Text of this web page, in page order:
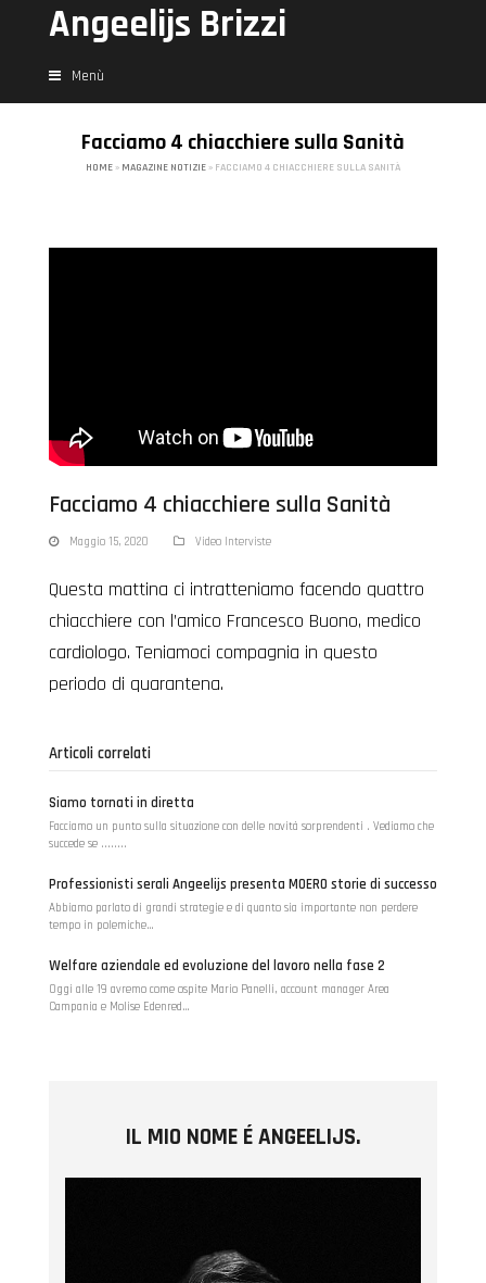
Angeelijs Brizzi
Menù
Facciamo 4 chiacchiere sulla Sanità
HOME» MAGAZINE NOTIZIE» FACCIAMO 4 CHIACCHIERE SULLA SANITÀ
Facciamo 4 chiacchiere sulla Sanità
Maggio 15, 2020 Video Interviste
Questa mattina ci intratteniamo facendo quattro
chiacchiere con l’amico Francesco Buono, medico
cardiologo. Teniamoci compagnia in questo
periodo di quarantena.
Articoli correlati
Siamo tornati in diretta
Facciamo un punto sulla situazione con delle novità sorprendenti . Vediamo che
succede se ........
Professionisti serali Angeelijs presenta MOERO storie di successo
Abbiamo parlato di grandi strategie e di quanto sia importante non perdere
tempo in polemiche…
Welfare aziendale ed evoluzione del lavoro nella fase 2
Oggi alle 19 avremo come ospite Mario Panelli, account manager Area
Campania e Molise Edenred…
IL MIO NOME É ANGEELIJS.